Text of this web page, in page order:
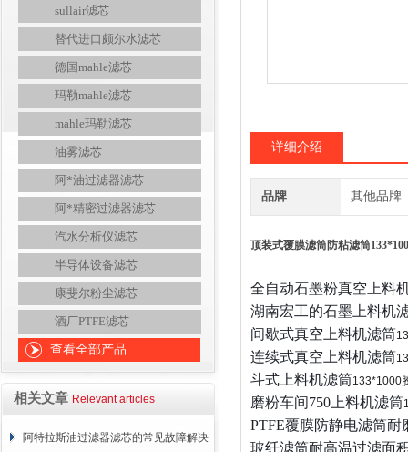
sullair滤芯
替代进口颇尔水滤芯
德国mahle滤芯
玛勒mahle滤芯
mahle玛勒滤芯
油雾滤芯
阿*油过滤器滤芯
阿*精密过滤器滤芯
汽水分析仪滤芯
半导体设备滤芯
康斐尔粉尘滤芯
酒厂PTFE滤芯
查看全部产品
相关文章 Relevant articles
阿特拉斯油过滤器滤芯的常见故障解决
详细介绍
品牌 其他品牌
顶装式覆膜滤筒防粘滤筒
全自动石墨粉真空上料
湖南宏工的石墨上料机
间歇式真空上料机滤筒
连续式真空上料机滤筒
斗式上料机滤筒133*1000
磨粉车间750 上料机滤筒
PTFE覆膜防静电滤筒耐
玻纤滤筒耐高温过滤面